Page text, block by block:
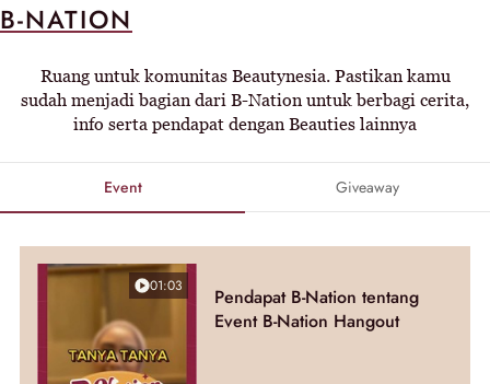
B-NATION
Ruang untuk komunitas Beautynesia. Pastikan kamu
sudah menjadi bagian dari B-Nation untuk berbagi cerita,
info serta pendapat dengan Beauties lainnya
Event Giveaway
01:03
Pendapat B-Nation tentang
Event B-Nation Hangout